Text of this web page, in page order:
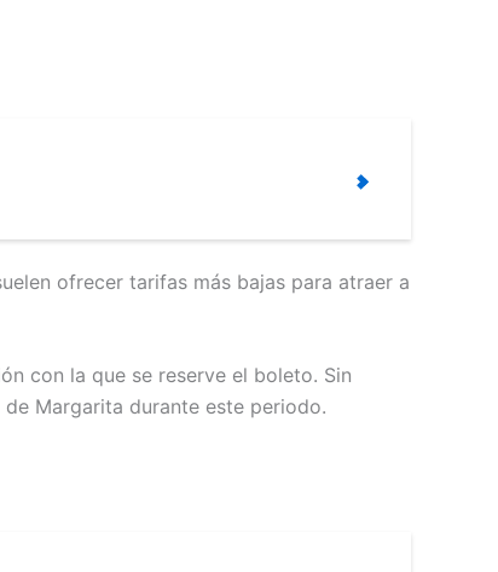
ofrecer tarifas más bajas para atraer a
con la que se reserve el boleto. Sin
Margarita durante este periodo.